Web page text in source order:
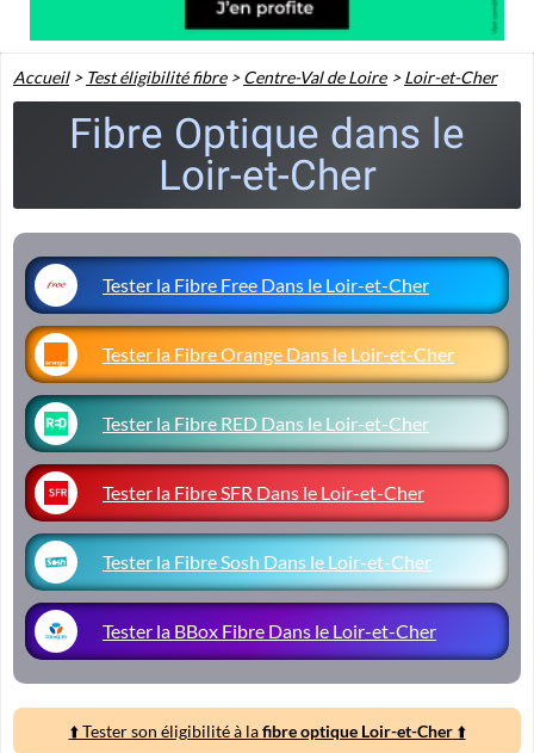
Accueil> Test éligibilité fibre>Centre-Val de Loire >Loir-et-Cher
Fibre Optique dans le
Loir-et-Cher
Tester la Fibre Free Dans le Loir-et-Cher
Tester la Fibre Orange Dans le Loir-et-Cher
Tester la Fibre RED Dans le Loir-et-Cher
Tester la Fibre SFR Dans le Loir-et-Cher
Tester la Fibre Sosh Dans le Loir-et-Cher
Tester la BBox Fibre Dans le Loir-et-Cher
⬆️ Tester son éligibilité à lafibre optique Loir-et-Cher⬆️